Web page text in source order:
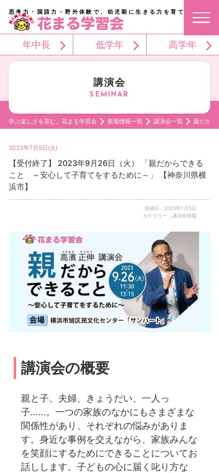
思考力・国語力・野外体験で、幼児期に生きる力を育てる。
年中長 低学年 高学年
講演会
学ぶ楽しさを育む。花まる学習会 新着情報一覧 講演会一覧 親だか
2023年7月5日(火)
【受付終了】 2023年9月26日（火） 「親だからできる
こと ～安心して子育てをするために～」 【神奈川県横
浜市】
投稿日：2023年7月5日
カテゴリー：講演会情報
講演会の概要
親と子、夫婦、きょうだい、一人っ
子……。一つの家族のなかにもさまざまな
関係性があり、それぞれの悩みがありま
す。身近な事例を交えながら、家族みんな
を笑顔にするためにできることについてお
話しします。子どもの心に届く叱り方な